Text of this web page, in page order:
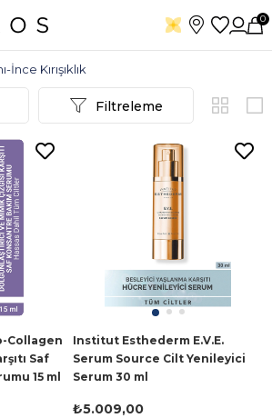
0
İnce Kırışıklık
Filtreleme
Collagen
Saf
15 ml
Institut Esthederm E.V.E.
Serum Source Cilt Yenileyici
Serum 30 ml
₺5.009,00